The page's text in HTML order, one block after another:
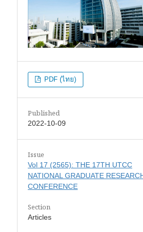
PDF (ไทย)
Published
2022-10-09
Issue
Vol 17 (2565): THE 17TH UTCC
NATIONAL GRADUATE
CONFERENCE
Section
Articles